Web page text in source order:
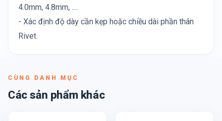
4.0mm, 4.8mm, ....
- Xác định độ dày cần kẹp hoặc chiều dài phần thân
Rivet.
CÙNG DANH MỤC
Các sản phẩm khác